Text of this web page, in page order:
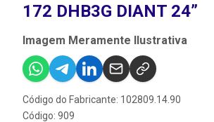
172 DHB3G DIANT 24”
Imagem Meramente Ilustrativa
Código do Fabricante: 102809.14.90
Código: 909